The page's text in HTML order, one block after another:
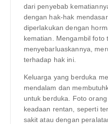
dari penyebab
dengan hak-hak
diperlakukan dengan
kematian. Mengambil foto
menyebarluaskannya,
terhadap hak ini.
Keluarga yang berduka
mendalam dan
untuk berduka. Foto
keadaan rentan, seperti
sakit atau dengan